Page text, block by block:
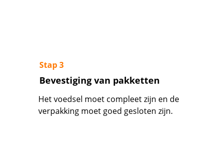
Het voedsel moet compleet zijn en de
verpakking moet goed gesloten zijn.
Stap 3
Bevestiging van pakketten